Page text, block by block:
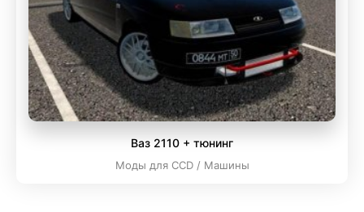
Ваз 2110 + тюнинг
Моды для CCD / Машины